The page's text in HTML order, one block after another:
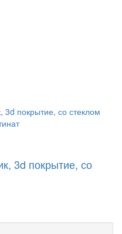
3d покрытие, со